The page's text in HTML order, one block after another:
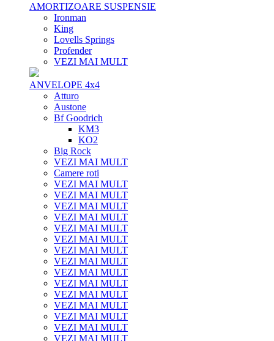
AMORTIZOARE SUSPENSIE
Ironman
King
Lovells Springs
Profender
VEZI MAI MULT
ANVELOPE 4x4
Atturo
Austone
Bf Goodrich
KM3
KO2
Big Rock
VEZI MAI MULT
Camere roti
VEZI MAI MULT
VEZI MAI MULT
VEZI MAI MULT
VEZI MAI MULT
VEZI MAI MULT
VEZI MAI MULT
VEZI MAI MULT
VEZI MAI MULT
VEZI MAI MULT
VEZI MAI MULT
VEZI MAI MULT
VEZI MAI MULT
VEZI MAI MULT
VEZI MAI MULT
VEZI MAI MULT